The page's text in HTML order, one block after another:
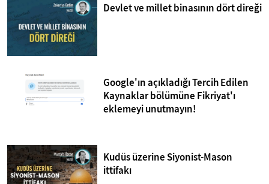
Devlet ve millet binasının dört direği
Google'ın açıkladığı Tercih Edilen
Kaynaklar bölümüne Fikriyat'ı
eklemeyi unutmayın!
Kudüs üzerine Siyonist-Mason
ittifakı